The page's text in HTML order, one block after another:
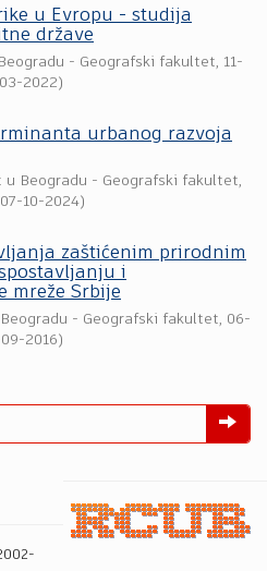
u Evropu - studija
države
- Geografski fakultet, 11-
2022)
urbanog razvoja
u Beogradu - Geografski fakultet,
10-2024)
zaštićenim prirodnim
i
mreže Srbije
- Geografski fakultet, 06-
2016)